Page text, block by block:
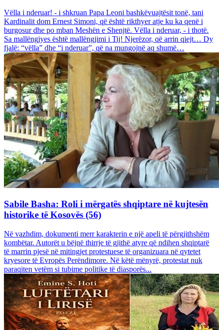
Vëlla i nderuar! - i shkruan Papa Leoni bashkëvuajtësit tonë, tani
Kardinalit dom Ernest Simoni, që është rikthyer atje ku ka qenë i
burgosur dhe po mban Meshën e Shenjtë. Vëlla i nderuar, - i thotë.
Sa mallëngjyes është mallëngjimi i Tij! Njerëzor, që arrin qiejt… Dy
fjalë: “vëlla” dhe “i nderuar”, që na mungojnë aq shumë…
Sabile Basha: Roli i mërgatës shqiptare në kujtesën
historike të Kosovës (56)
Në vazhdim, dokumenti merr karakterin e një apeli të përgjithshëm
kombëtar. Autorët u bëjnë thirrje të gjithë atyre që ndihen shqiptarë
të marrin pjesë në mitingjet protestuese të organizuara në qytetet
kryesore të Evropës Perëndimore. Në këtë mënyrë, protestat nuk
paraqiten vetëm si tubime politike të diasporës...